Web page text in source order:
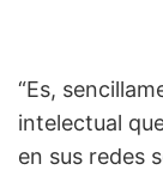
“Es,
intelectual
en sus redes